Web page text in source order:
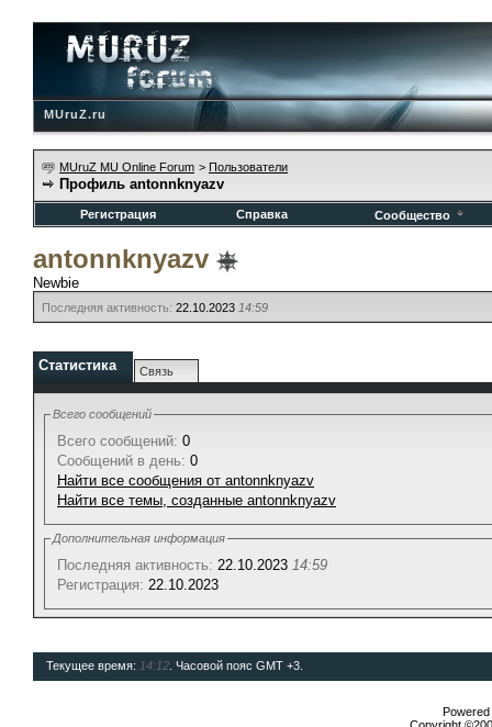
MUruZ.ru
MUruZ MU Online Forum > Пользователи
Профиль antonnknyazv
Регистрация Справка Сообщество
antonnknyazv
Newbie
Последняя активность: 22.10.2023 14:59
Статистика Связь
Всего сообщений
Всего сообщений: 0
Сообщений в день: 0
Найти все сообщения от antonnknyazv
Найти все темы, созданные antonnknyazv
Дополнительная информация
Последняя активность: 22.10.2023 14:59
Регистрация: 22.10.2023
Текущее время: 14:12 . Часовой пояс GMT +3.